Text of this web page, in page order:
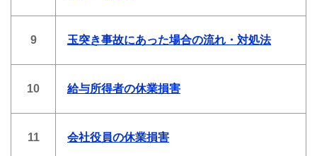
9 玉突き事故にあった場合の流れ・対処法
10 給与所得者の休業損害
11 会社役員の休業損害